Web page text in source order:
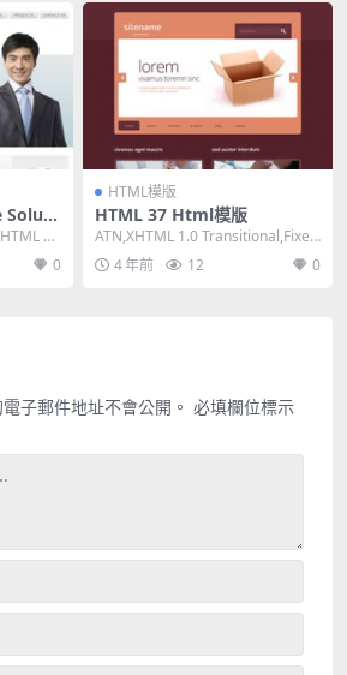
Soluti
5,
0
HTML模版
HTML 37 Html模版
ATN,XHTML 1.0 Transitional,Fixed
Width, ...
4 年前 12 0
子郵件地址不會公開。 必填欄位標示